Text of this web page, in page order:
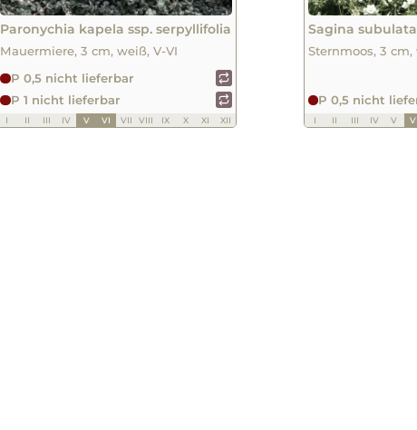
Paronychia kapela ssp. serpyllifolia
Mauermiere, 3 cm, weiß, V-VI
P 0,5 nicht lieferbar
P 1 nicht lieferbar
I II III IV V VI VII VIII IX X XI XII
Sagina subulata
Sternmoos, 3 cm,
P 0,5 nicht
I II III IV V VI